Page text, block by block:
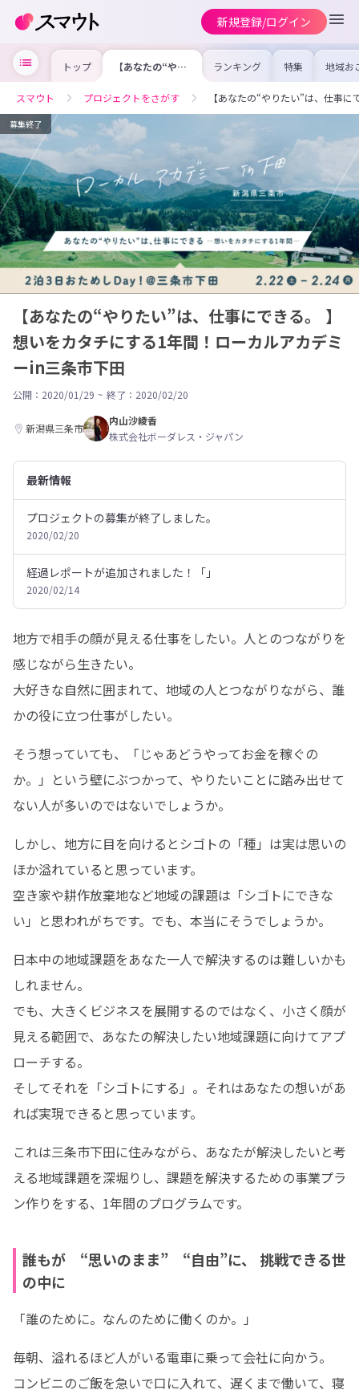
新規登録/ログイン
トップ 【あなたの“やり
たい”は、仕事に
をカタチにする1
年間！ローカルア
カデミーin三条市
下田
ランキング 特集 地域お
の求
を集め
事内容
を比較
合った
スマウト プロジェクトをさがす 【あなたの“やりたい”は、仕事
募集終了
【あなたの“やりたい”は、仕事にできる。 】
想いをカタチにする1年間！ローカルアカデミ
ーin三条市下田
公開：2020/01/29 ~ 終了：2020/02/20
新潟県三条市
内山沙綾香
株式会社ボーダレス・ジャパン
最新情報
プロジェクトの募集が終了しました。
2020/02/20
経過レポートが追加されました！「」
2020/02/14
地方で相手の顔が見える仕事をしたい。人とのつながりを
感じながら生きたい。
大好きな自然に囲まれて、地域の人とつながりながら、誰
かの役に立つ仕事がしたい。
そう想っていても、「じゃあどうやってお金を稼ぐの
か。」という壁にぶつかって、やりたいことに踏み出せて
ない人が多いのではないでしょうか。
しかし、地方に目を向けるとシゴトの「種」は実は思いの
ほか溢れていると思っています。
空き家や耕作放棄地など地域の課題は「シゴトにできな
い」と思われがちです。でも、本当にそうでしょうか。
日本中の地域課題をあなた一人で解決するのは難しいかも
しれません。
でも、大きくビジネスを展開するのではなく、小さく顔が
見える範囲で、あなたの解決したい地域課題に向けてアプ
ローチする。
そしてそれを「シゴトにする」。それはあなたの想いがあ
れば実現できると思っています。
これは三条市下田に住みながら、あなたが解決したいと考
える地域課題を深堀りし、課題を解決するための事業プラ
ン作りをする、1年間のプログラムです。
誰もが “思いのまま” “自由”に、 挑戦できる世
の中に
「誰のために。なんのために働くのか。」
毎朝、溢れるほど人がいる電車に乗って会社に向かう。
コンビニのご飯を急いで口に入れて、遅くまで働いて、寝